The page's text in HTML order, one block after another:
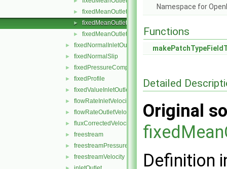
► fixedMeanOutletInletFvPatchFields.C
► fixedMeanOutletInletFvPatchFields.H
► fixedMeanOutletInletFvPatchFieldsFwd.H
► fixedNormalInletOutletVelocity
► fixedNormalSlip
► fixedPressureCompressibleDensity
► fixedProfile
► fixedValueInletOutlet
► flowRateInletVelocity
► flowRateOutletVelocity
► fluxCorrectedVelocity
► freestream
► freestreamPressure
► freestreamVelocity
Namespace for
Functions
Detailed
Original
Definition